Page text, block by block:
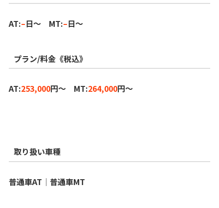
AT:–日～ MT:–日～
プラン/料金《税込》
AT:253,000円～ MT:264,000円～
取り扱い車種
普通車AT│普通車MT